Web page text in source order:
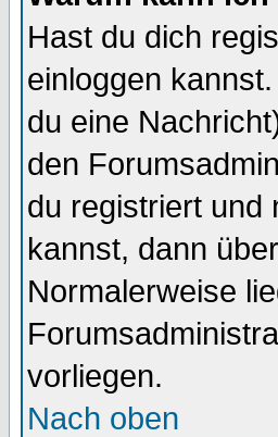
Hast du dich
einloggen
du eine
den
du registriert und
kannst, dann
Normalerweise
vorliegen.
Nach oben